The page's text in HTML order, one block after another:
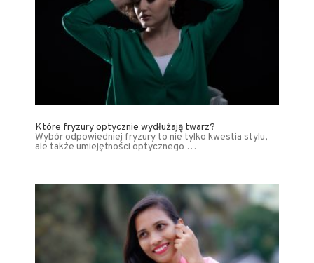
Które fryzury optycznie wydłużają twarz?
Wybór odpowiedniej fryzury to nie tylko kwestia stylu,
ale także umiejętności optycznego …